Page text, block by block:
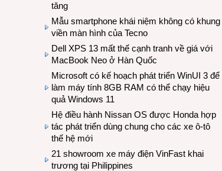
tăng
Mẫu smartphone khái niệm không có khung
viền màn hình của Tecno
Dell XPS 13 mất thế cạnh tranh về giá với
MacBook Neo ở Hàn Quốc
Microsoft có kế hoạch phát triển WinUI 3 để
làm máy tính 8GB RAM có thể chạy hiệu
quả Windows 11
Hệ điều hành Nissan OS được Honda hợp
tác phát triển dùng chung cho các xe ô-tô
thế hệ mới
21 showroom xe máy điện VinFast khai
trương tại Philippines